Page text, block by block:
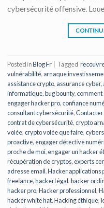
cybersécurité offensive.
Posted inBlog Fr Tagged
vulnérabilité, arnaque
assistance crypto, assurance cyber,
informatique,bug bounty,comment
engager hacker pro,confiance
consultant cybersécurité,Contacter
contrat de cybersécurité,crypto
volée,crypto volée que faire,
proactive,engager détective
proche de moi,engager un hacker
récupération de cryptos,experts
adresse email,Hacker applications
freelance,hacker légal,hacker
hacker pro,Hacker professionnel,
hacker white hat,Hacking éthique,